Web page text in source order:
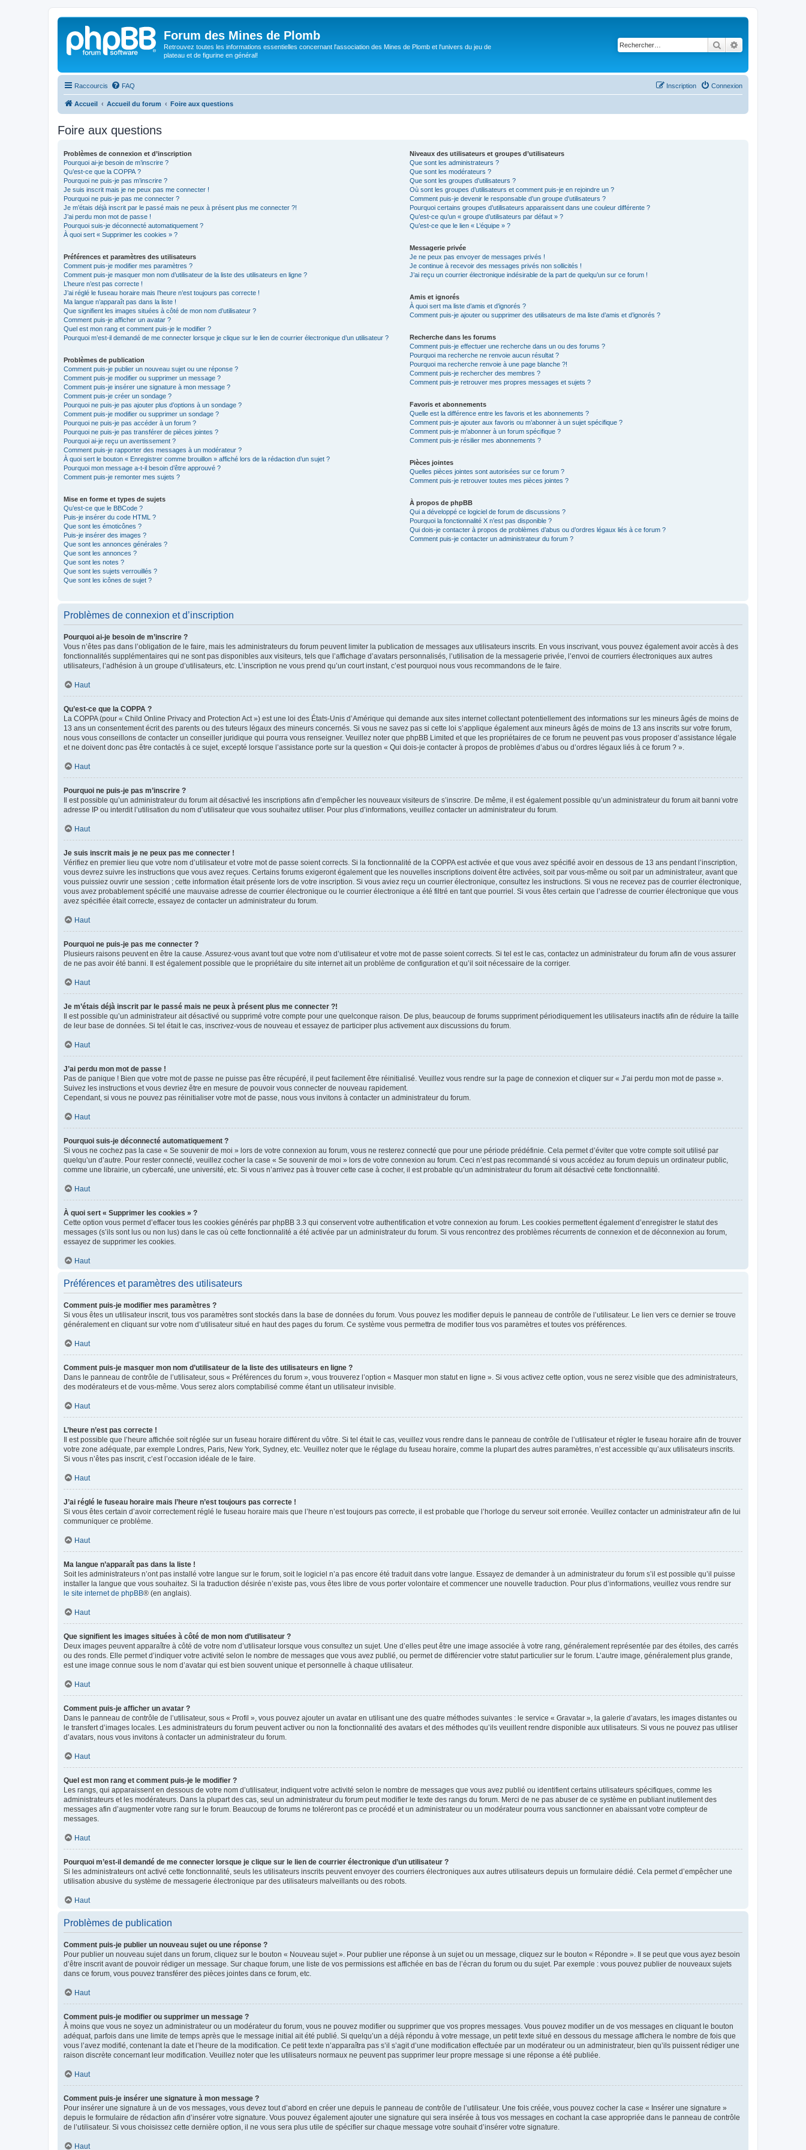
Forum des Mines de Plomb
Retrouvez toutes les informations essentielles concernant l'association des Mines de Plomb et l'univers du jeu de
plateau et de figurine en général!
Rechercher
Raccourcis FAQ Connexion
Inscription
Accueil Accueil du forum Foire aux questions
Foire aux questions
Problèmes de connexion et d’inscription
Pourquoi ai-je besoin de m’inscrire ?
Qu’est-ce que la COPPA ?
Pourquoi ne puis-je pas m’inscrire ?
Je suis inscrit mais je ne peux pas me connecter !
Pourquoi ne puis-je pas me connecter ?
Je m’étais déjà inscrit par le passé mais ne peux à présent plus me connecter ?!
J’ai perdu mon mot de passe !
Pourquoi suis-je déconnecté automatiquement ?
À quoi sert « Supprimer les cookies » ?
Préférences et paramètres des utilisateurs
Comment puis-je modifier mes paramètres ?
Comment puis-je masquer mon nom d’utilisateur de la liste des utilisateurs en ligne ?
L’heure n’est pas correcte !
J’ai réglé le fuseau horaire mais l’heure n’est toujours pas correcte !
Ma langue n’apparaît pas dans la liste !
Que signifient les images situées à côté de mon nom d’utilisateur ?
Comment puis-je afficher un avatar ?
Quel est mon rang et comment puis-je le modifier ?
Pourquoi m’est-il demandé de me connecter lorsque je clique sur le lien de courrier électronique d’un utilisateur ?
Problèmes de publication
Comment puis-je publier un nouveau sujet ou une réponse ?
Comment puis-je modifier ou supprimer un message ?
Comment puis-je insérer une signature à mon message ?
Comment puis-je créer un sondage ?
Pourquoi ne puis-je pas ajouter plus d’options à un sondage ?
Comment puis-je modifier ou supprimer un sondage ?
Pourquoi ne puis-je pas accéder à un forum ?
Pourquoi ne puis-je pas transférer de pièces jointes ?
Pourquoi ai-je reçu un avertissement ?
Comment puis-je rapporter des messages à un modérateur ?
À quoi sert le bouton « Enregistrer comme brouillon » affiché lors de la rédaction d’un sujet ?
Pourquoi mon message a-t-il besoin d’être approuvé ?
Comment puis-je remonter mes sujets ?
Mise en forme et types de sujets
Qu’est-ce que le BBCode ?
Puis-je insérer du code HTML ?
Que sont les émoticônes ?
Puis-je insérer des images ?
Que sont les annonces générales ?
Que sont les annonces ?
Que sont les notes ?
Que sont les sujets verrouillés ?
Que sont les icônes de sujet ?
Niveaux des utilisateurs et groupes d’utilisateurs
Que sont les administrateurs ?
Que sont les modérateurs ?
Que sont les groupes d’utilisateurs ?
Où sont les groupes d’utilisateurs et comment puis-je en rejoindre un ?
Comment puis-je devenir le responsable d’un groupe d’utilisateurs ?
Pourquoi certains groupes d’utilisateurs apparaissent dans une couleur différente ?
Qu’est-ce qu’un « groupe d’utilisateurs par défaut » ?
Qu’est-ce que le lien « L’équipe » ?
Messagerie privée
Je ne peux pas envoyer de messages privés !
Je continue à recevoir des messages privés non sollicités !
J’ai reçu un courrier électronique indésirable de la part de quelqu’un sur ce forum !
Amis et ignorés
À quoi sert ma liste d’amis et d’ignorés ?
Comment puis-je ajouter ou supprimer des utilisateurs de ma liste d’amis et d’ignorés ?
Recherche dans les forums
Comment puis-je effectuer une recherche dans un ou des forums ?
Pourquoi ma recherche ne renvoie aucun résultat ?
Pourquoi ma recherche renvoie à une page blanche ?!
Comment puis-je rechercher des membres ?
Comment puis-je retrouver mes propres messages et sujets ?
Favoris et abonnements
Quelle est la différence entre les favoris et les abonnements ?
Comment puis-je ajouter aux favoris ou m’abonner à un sujet spécifique ?
Comment puis-je m’abonner à un forum spécifique ?
Comment puis-je résilier mes abonnements ?
Pièces jointes
Quelles pièces jointes sont autorisées sur ce forum ?
Comment puis-je retrouver toutes mes pièces jointes ?
À propos de phpBB
Qui a développé ce logiciel de forum de discussions ?
Pourquoi la fonctionnalité X n’est pas disponible ?
Qui dois-je contacter à propos de problèmes d’abus ou d’ordres légaux liés à ce forum ?
Comment puis-je contacter un administrateur du forum ?
Problèmes de connexion et d’inscription
Pourquoi ai-je besoin de m’inscrire ?
Vous n’êtes pas dans l’obligation de le faire, mais les administrateurs du forum peuvent limiter la publication de messages aux utilisateurs inscrits. En vous inscrivant, vous pouvez également avoir accès à des
fonctionnalités supplémentaires qui ne sont pas disponibles aux visiteurs, tels que l’affichage d’avatars personnalisés, l’utilisation de la messagerie privée, l’envoi de courriers électroniques aux autres
utilisateurs, l’adhésion à un groupe d’utilisateurs, etc. L’inscription ne vous prend qu’un court instant, c’est pourquoi nous vous recommandons de le faire.
Haut
Qu’est-ce que la COPPA ?
La COPPA (pour « Child Online Privacy and Protection Act ») est une loi des États-Unis d’Amérique qui demande aux sites internet collectant potentiellement des informations sur les mineurs âgés de moins de
13 ans un consentement écrit des parents ou des tuteurs légaux des mineurs concernés. Si vous ne savez pas si cette loi s’applique également aux mineurs âgés de moins de 13 ans inscrits sur votre forum,
nous vous conseillons de contacter un conseiller juridique qui pourra vous renseigner. Veuillez noter que phpBB Limited et que les propriétaires de ce forum ne peuvent pas vous proposer d’assistance légale
et ne doivent donc pas être contactés à ce sujet, excepté lorsque l’assistance porte sur la question « Qui dois-je contacter à propos de problèmes d’abus ou d’ordres légaux liés à ce forum ? ».
Haut
Pourquoi ne puis-je pas m’inscrire ?
Il est possible qu’un administrateur du forum ait désactivé les inscriptions afin d’empêcher les nouveaux visiteurs de s’inscrire. De même, il est également possible qu’un administrateur du forum ait banni votre
adresse IP ou interdit l’utilisation du nom d’utilisateur que vous souhaitez utiliser. Pour plus d’informations, veuillez contacter un administrateur du forum.
Haut
Je suis inscrit mais je ne peux pas me connecter !
Vérifiez en premier lieu que votre nom d’utilisateur et votre mot de passe soient corrects. Si la fonctionnalité de la COPPA est activée et que vous avez spécifié avoir en dessous de 13 ans pendant l’inscription,
vous devrez suivre les instructions que vous avez reçues. Certains forums exigeront également que les nouvelles inscriptions doivent être activées, soit par vous-même ou soit par un administrateur, avant que
vous puissiez ouvrir une session ; cette information était présente lors de votre inscription. Si vous aviez reçu un courrier électronique, consultez les instructions. Si vous ne recevez pas de courrier électronique,
vous avez probablement spécifié une mauvaise adresse de courrier électronique ou le courrier électronique a été filtré en tant que pourriel. Si vous êtes certain que l’adresse de courrier électronique que vous
avez spécifiée était correcte, essayez de contacter un administrateur du forum.
Haut
Pourquoi ne puis-je pas me connecter ?
Plusieurs raisons peuvent en être la cause. Assurez-vous avant tout que votre nom d’utilisateur et votre mot de passe soient corrects. Si tel est le cas, contactez un administrateur du forum afin de vous assurer
de ne pas avoir été banni. Il est également possible que le propriétaire du site internet ait un problème de configuration et qu’il soit nécessaire de la corriger.
Haut
Je m’étais déjà inscrit par le passé mais ne peux à présent plus me connecter ?!
Il est possible qu’un administrateur ait désactivé ou supprimé votre compte pour une quelconque raison. De plus, beaucoup de forums suppriment périodiquement les utilisateurs inactifs afin de réduire la taille
de leur base de données. Si tel était le cas, inscrivez-vous de nouveau et essayez de participer plus activement aux discussions du forum.
Haut
J’ai perdu mon mot de passe !
Pas de panique ! Bien que votre mot de passe ne puisse pas être récupéré, il peut facilement être réinitialisé. Veuillez vous rendre sur la page de connexion et cliquer sur « J’ai perdu mon mot de passe ».
Suivez les instructions et vous devriez être en mesure de pouvoir vous connecter de nouveau rapidement.
Cependant, si vous ne pouvez pas réinitialiser votre mot de passe, nous vous invitons à contacter un administrateur du forum.
Haut
Pourquoi suis-je déconnecté automatiquement ?
Si vous ne cochez pas la case « Se souvenir de moi » lors de votre connexion au forum, vous ne resterez connecté que pour une période prédéfinie. Cela permet d’éviter que votre compte soit utilisé par
quelqu’un d’autre. Pour rester connecté, veuillez cocher la case « Se souvenir de moi » lors de votre connexion au forum. Ceci n’est pas recommandé si vous accédez au forum depuis un ordinateur public,
comme une librairie, un cybercafé, une université, etc. Si vous n’arrivez pas à trouver cette case à cocher, il est probable qu’un administrateur du forum ait désactivé cette fonctionnalité.
Haut
À quoi sert « Supprimer les cookies » ?
Cette option vous permet d’effacer tous les cookies générés par phpBB 3.3 qui conservent votre authentification et votre connexion au forum. Les cookies permettent également d’enregistrer le statut des
messages (s’ils sont lus ou non lus) dans le cas où cette fonctionnalité a été activée par un administrateur du forum. Si vous rencontrez des problèmes récurrents de connexion et de déconnexion au forum,
essayez de supprimer les cookies.
Haut
Préférences et paramètres des utilisateurs
Comment puis-je modifier mes paramètres ?
Si vous êtes un utilisateur inscrit, tous vos paramètres sont stockés dans la base de données du forum. Vous pouvez les modifier depuis le panneau de contrôle de l’utilisateur. Le lien vers ce dernier se trouve
généralement en cliquant sur votre nom d’utilisateur situé en haut des pages du forum. Ce système vous permettra de modifier tous vos paramètres et toutes vos préférences.
Haut
Comment puis-je masquer mon nom d’utilisateur de la liste des utilisateurs en ligne ?
Dans le panneau de contrôle de l’utilisateur, sous « Préférences du forum », vous trouverez l’option « Masquer mon statut en ligne ». Si vous activez cette option, vous ne serez visible que des administrateurs,
des modérateurs et de vous-même. Vous serez alors comptabilisé comme étant un utilisateur invisible.
Haut
L’heure n’est pas correcte !
Il est possible que l’heure affichée soit réglée sur un fuseau horaire différent du vôtre. Si tel était le cas, veuillez vous rendre dans le panneau de contrôle de l’utilisateur et régler le fuseau horaire afin de trouver
votre zone adéquate, par exemple Londres, Paris, New York, Sydney, etc. Veuillez noter que le réglage du fuseau horaire, comme la plupart des autres paramètres, n’est accessible qu’aux utilisateurs inscrits.
Si vous n’êtes pas inscrit, c’est l’occasion idéale de le faire.
Haut
J’ai réglé le fuseau horaire mais l’heure n’est toujours pas correcte !
Si vous êtes certain d’avoir correctement réglé le fuseau horaire mais que l’heure n’est toujours pas correcte, il est probable que l’horloge du serveur soit erronée. Veuillez contacter un administrateur afin de lui
communiquer ce problème.
Haut
Ma langue n’apparaît pas dans la liste !
Soit les administrateurs n’ont pas installé votre langue sur le forum, soit le logiciel n’a pas encore été traduit dans votre langue. Essayez de demander à un administrateur du forum s’il est possible qu’il puisse
installer la langue que vous souhaitez. Si la traduction désirée n’existe pas, vous êtes libre de vous porter volontaire et commencer une nouvelle traduction. Pour plus d’informations, veuillez vous rendre sur
le site internet de phpBB® (en anglais).
Haut
Que signifient les images situées à côté de mon nom d’utilisateur ?
Deux images peuvent apparaître à côté de votre nom d’utilisateur lorsque vous consultez un sujet. Une d’elles peut être une image associée à votre rang, généralement représentée par des étoiles, des carrés
ou des ronds. Elle permet d’indiquer votre activité selon le nombre de messages que vous avez publié, ou permet de différencier votre statut particulier sur le forum. L’autre image, généralement plus grande,
est une image connue sous le nom d’avatar qui est bien souvent unique et personnelle à chaque utilisateur.
Haut
Comment puis-je afficher un avatar ?
Dans le panneau de contrôle de l’utilisateur, sous « Profil », vous pouvez ajouter un avatar en utilisant une des quatre méthodes suivantes : le service « Gravatar », la galerie d’avatars, les images distantes ou
le transfert d’images locales. Les administrateurs du forum peuvent activer ou non la fonctionnalité des avatars et des méthodes qu’ils veuillent rendre disponible aux utilisateurs. Si vous ne pouvez pas utiliser
d’avatars, nous vous invitons à contacter un administrateur du forum.
Haut
Quel est mon rang et comment puis-je le modifier ?
Les rangs, qui apparaissent en dessous de votre nom d’utilisateur, indiquent votre activité selon le nombre de messages que vous avez publié ou identifient certains utilisateurs spécifiques, comme les
administrateurs et les modérateurs. Dans la plupart des cas, seul un administrateur du forum peut modifier le texte des rangs du forum. Merci de ne pas abuser de ce système en publiant inutilement des
messages afin d’augmenter votre rang sur le forum. Beaucoup de forums ne toléreront pas ce procédé et un administrateur ou un modérateur pourra vous sanctionner en abaissant votre compteur de
messages.
Haut
Pourquoi m’est-il demandé de me connecter lorsque je clique sur le lien de courrier électronique d’un utilisateur ?
Si les administrateurs ont activé cette fonctionnalité, seuls les utilisateurs inscrits peuvent envoyer des courriers électroniques aux autres utilisateurs depuis un formulaire dédié. Cela permet d’empêcher une
utilisation abusive du système de messagerie électronique par des utilisateurs malveillants ou des robots.
Haut
Problèmes de publication
Comment puis-je publier un nouveau sujet ou une réponse ?
Pour publier un nouveau sujet dans un forum, cliquez sur le bouton « Nouveau sujet ». Pour publier une réponse à un sujet ou un message, cliquez sur le bouton « Répondre ». Il se peut que vous ayez besoin
d’être inscrit avant de pouvoir rédiger un message. Sur chaque forum, une liste de vos permissions est affichée en bas de l’écran du forum ou du sujet. Par exemple : vous pouvez publier de nouveaux sujets
dans ce forum, vous pouvez transférer des pièces jointes dans ce forum, etc.
Haut
Comment puis-je modifier ou supprimer un message ?
À moins que vous ne soyez un administrateur ou un modérateur du forum, vous ne pouvez modifier ou supprimer que vos propres messages. Vous pouvez modifier un de vos messages en cliquant le bouton
adéquat, parfois dans une limite de temps après que le message initial ait été publié. Si quelqu’un a déjà répondu à votre message, un petit texte situé en dessous du message affichera le nombre de fois que
vous l’avez modifié, contenant la date et l’heure de la modification. Ce petit texte n’apparaîtra pas s’il s’agit d’une modification effectuée par un modérateur ou un administrateur, bien qu’ils puissent rédiger une
raison discrète concernant leur modification. Veuillez noter que les utilisateurs normaux ne peuvent pas supprimer leur propre message si une réponse a été publiée.
Haut
Comment puis-je insérer une signature à mon message ?
Pour insérer une signature à un de vos messages, vous devez tout d’abord en créer une depuis le panneau de contrôle de l’utilisateur. Une fois créée, vous pouvez cocher la case « Insérer une signature »
depuis le formulaire de rédaction afin d’insérer votre signature. Vous pouvez également ajouter une signature qui sera insérée à tous vos messages en cochant la case appropriée dans le panneau de contrôle
de l’utilisateur. Si vous choisissez cette dernière option, il ne vous sera plus utile de spécifier sur chaque message votre souhait d’insérer votre signature.
Haut